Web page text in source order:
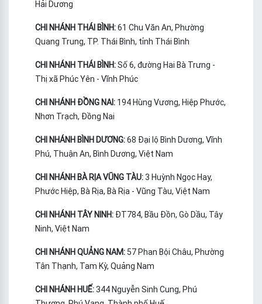
Hải Dương
CHI NHÁNH THÁI BÌNH:61 Chu Văn An, Phường
Quang Trung, TP. Thái Bình, tỉnh Thái Bình
CHI NHÁNH THÁI BÌNH:Số 6, đường Hai Bà Trưng -
Thị xã Phúc Yên - Vĩnh Phúc
CHI NHÁNH ĐỒNG NAI: 194 Hùng Vương, Hiệp Phước,
Nhơn Trạch, Đồng Nai
CHI NHÁNH BÌNH DƯƠNG:68 Đại lộ Bình Dương, Vĩnh
Phú, Thuận An, Bình Dương, Việt Nam
CHI NHÁNH BÀ RỊA VŨNG TÀU:3 Huỳnh Ngọc Hay,
Phước Hiệp, Bà Rịa, Bà Rịa - Vũng Tàu, Việt Nam
CHI NHÁNH TÂY NINH: ĐT784, Bầu Đồn, Gò Dầu, Tây
Ninh, Việt Nam
CHI NHÁNH QUẢNG NAM: 57 Phan Bội Châu, Phường
Tân Thạnh, Tam Kỳ, Quảng Nam
CHI NHÁNH HUẾ:344 Nguyễn Sinh Cung, Phú